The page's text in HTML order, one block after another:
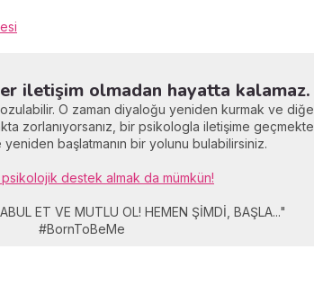
iletişim olmadan hayatta kalamaz.
O zaman diyaloğu yeniden kurmak ve
zorlanıyorsanız, bir psikologla iletişime
yeniden başlatmanın bir yolunu bulabilirsiniz.
destek almak da mümkün!
ET VE MUTLU OL! HEMEN ŞİMDİ, BAŞLA..."
#BornToBeMe